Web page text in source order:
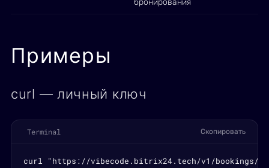
бронирования
Примеры
curl — личный ключ
Terminal Скопировать
curl "https://vibecode.bitrix24.tech/v1/bookings/